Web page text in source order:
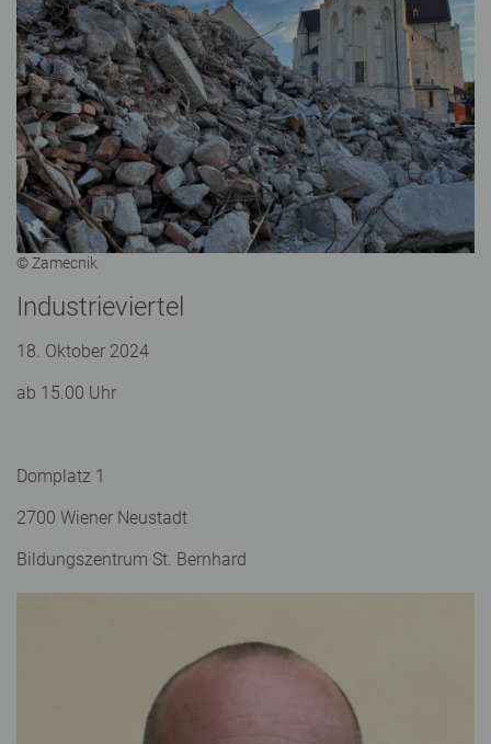
© Zamecnik
Industrieviertel
18. Oktober 2024
ab 15.00 Uhr
Domplatz 1
2700 Wiener Neustadt
Bildungszentrum St. Bernhard